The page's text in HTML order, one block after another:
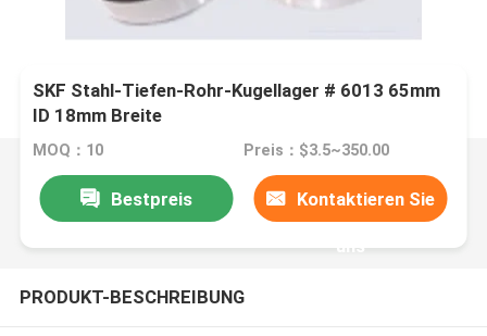
SKF Stahl-Tiefen-Rohr-Kugellager # 6013 65mm
ID 18mm Breite
MOQ：10 Preis：$3.5~350.00
Bestpreis Kontaktieren Sie
uns
PRODUKT-BESCHREIBUNG